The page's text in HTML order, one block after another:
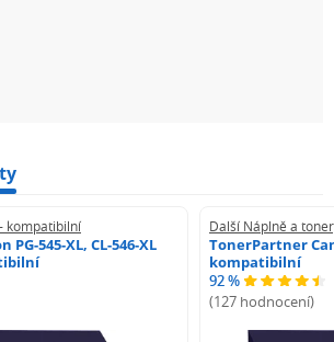
kompatibilní
545-XL, CL-546-XL
Další Náplně a
TonerPartner
kompatibilní
92 %
(127 hodnocení)